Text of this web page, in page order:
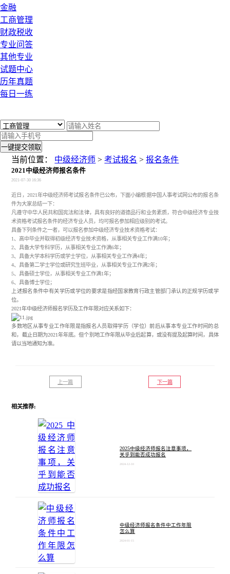
金融
工商管理
财政税收
专业问答
其他专业
试题中心
历年真题
每日一练
一键提交领取
当前位置： 中级经济师 >考试报名 >报名条件
2021中级经济师报名条件
2021-07-30 16:36
近日， 2021年中级经济师考试报名条件已公布，下面小编根据中国人事考试网公布的报名条
件为大家总结一下：
凡遵守中华人民共和国宪法和法律，具有良好的道德品行和业务素质，符合中级经济专业技
术资格考试报名条件的经济专业人员，均可报名参加相应级别的考试。
具备下列条件之一者，可以报名参加中级经济专业技术资格考试：
1、高中毕业并取得初级经济专业技术资格，从事相关专业工作满10年；
2、具备大学专科学历，从事相关专业工作满6年；
3、具备大学本科学历或学士学位，从事相关专业工作满4年；
4、具备第二学士学位或研究生班毕业，从事相关专业工作满2年；
5、具备硕士学位，从事相关专业工作满1年；
6、具备博士学位；
上述报名条件中有关学历或学位的要求是指经国家教育行政主管部门承认的正规学历或学
位。
2021年中级经济师报名学历及工作年限对应关系如下：
多数地区从事专业工作年限是指报名人员取得学历（学位）前后从事本专业工作时间的总
和，截止日期为2021年年底。但个别地工作年限从毕业后起算，或没有提及起算时间，具体
请以当地通知为准。
上一篇 下一篇
相关推荐:
2025中级经济师报名注意事项，
关乎到能否成功报名
2024-12-10
中级经济师报名条件中工作年限
怎么算
2024-01-15